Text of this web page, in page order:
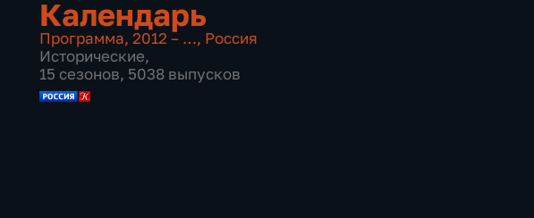
Календарь
Программа, 2012 – …, Россия
Исторические,
15 сезонов, 5038 выпусков